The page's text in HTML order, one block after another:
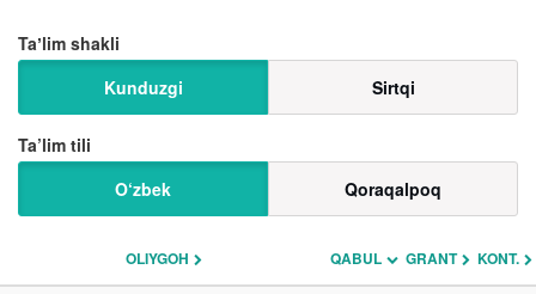
Taʼlim shakli
Kunduzgi
Sirtqi
Ta’lim tili
O‘zbek
Qoraqalpoq
OLIYGOH QABUL GRANT KONT.